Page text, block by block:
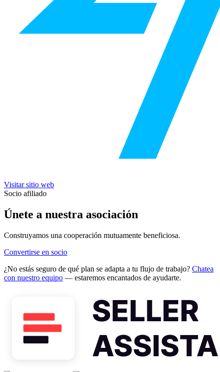
Visitar sitio web
Socio afiliado
Únete a nuestra asociación
Construyamos una cooperación mutuamente beneficiosa.
Convertirse en socio
¿No estás seguro de qué plan se adapta a tu flujo de trabajo? Chatea
con nuestro equipo — estaremos encantados de ayudarte.